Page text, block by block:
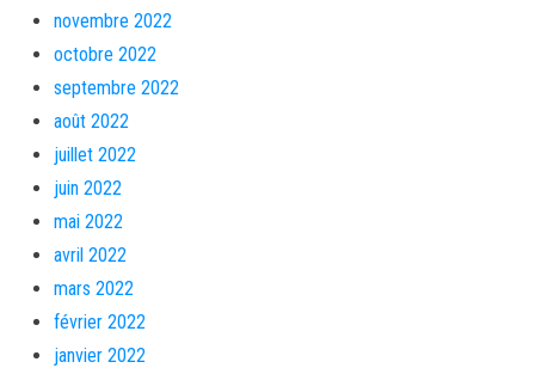
novembre 2022
octobre 2022
septembre 2022
août 2022
juillet 2022
juin 2022
mai 2022
avril 2022
mars 2022
février 2022
janvier 2022